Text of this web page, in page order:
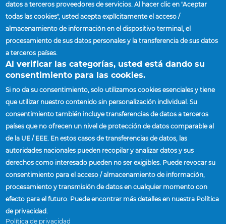
Si tuviera alguna inquietud con respecto a
nuestro manual de Calidad de Proveedores
Globales o a estándares y procesos
relacionados con el proveedor, comuníquese
con su representante actual de cadena de
proveedores Accuride o haga clic aquí.
Sobrescribir
enlaces
de
ayuda
a
la
navegación
Inicio Proveedores
Procesos Y Estándares Del
Proveedor
PROVEEDORES
INSTALACIONES Y PLANTAS
ENCONTRAR UN REPRESENTANTE DE VENTAS
datos a terceros proveedores de servicios. Al hacer clic en "Aceptar
todas las cookies", usted acepta explícitamente el acceso /
almacenamiento de información en el dispositivo terminal, el
procesamiento de sus datos personales y la transferencia de sus datos
a terceros países.
Al verificar las categorías, usted está dando su
consentimiento para las cookies.
Si no da su consentimiento, solo utilizamos cookies esenciales y tiene
que utilizar nuestro contenido sin personalización individual. Su
consentimiento también incluye transferencias de datos a terceros
países que no ofrecen un nivel de protección de datos comparable al
de la UE / EEE. En estos casos de transferencias de datos, las
autoridades nacionales pueden recopilar y analizar datos y sus
derechos como interesado pueden no ser exigibles. Puede revocar su
consentimiento para el acceso / almacenamiento de información,
procesamiento y transmisión de datos en cualquier momento con
efecto para el futuro. Puede encontrar más detalles en nuestra Política
de privacidad.
Política de privacidad